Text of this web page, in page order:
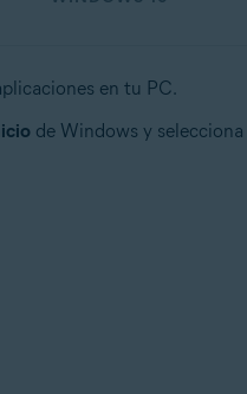
en tu PC.
de Windows y selecciona